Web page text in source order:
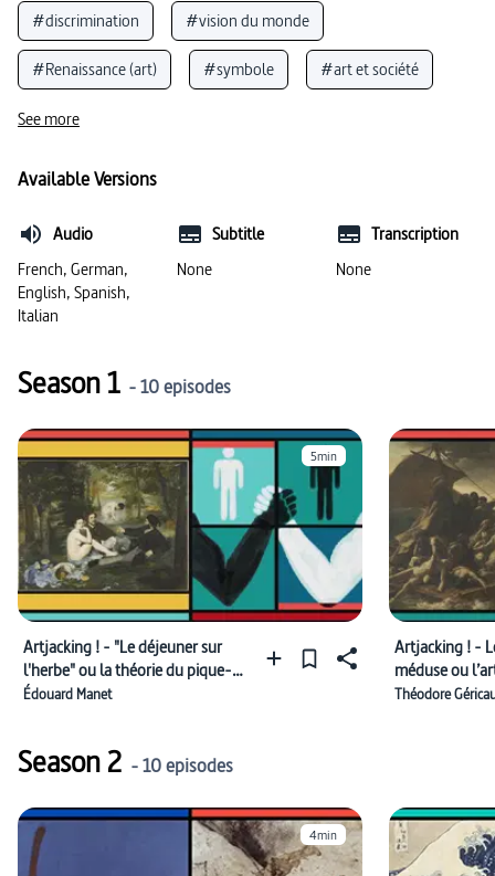
#discrimination #vision du monde
#Renaissance (art) #symbole #art et société
#exclusion
#homosexualité
#représentation de saints (art) #art contemporain
#composition (art)
#dignité humaine #critique de la religion
#histoire de l’art #grossesse #humiliation
#art des femmes #Léonard de Vinci #artistes
See more
Available Versions
Audio
French, German,
English, Spanish,
Italian
Subtitle
None
Transcription
None
Season 1 - 10 episodes
5min
Artjacking ! - "Le déjeuner sur
l'herbe" ou la théorie du pique-
nique
Édouard Manet
Artjacking ! -
méduse ou
Théodore
Season 2 - 10 episodes
4min